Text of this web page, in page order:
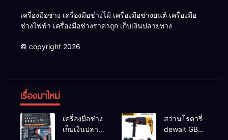
เครื่องมือช่าง เครื่องมือช่างไม้ เครื่องมือช่างยนต์ เครื่องมือ
ช่างไฟฟ้า เครื่องมือช่างราคาถูก เก็บเงินปลายทาง
© copyright 2026
เรื่องมาใหม่
เครื่องมือช่าง
เก็บเงินปลาย
สว่านโรตารี่
dewalt GBH